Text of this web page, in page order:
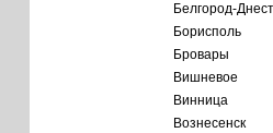
Белгород-
Борисполь
Бровары
Вишневое
Винница
Вознесенск